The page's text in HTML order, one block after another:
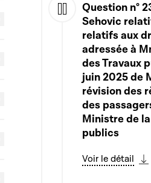
Question n°
Sehovic
relatifs aux
adressée à
des Travaux
juin 2025 de
révision des
des
Ministre de
publics
Voir le détail
03:05:28
Question
au sujet des
Voir le détail
03:15:01
8412 - Projet
la loi
création de
aérienne